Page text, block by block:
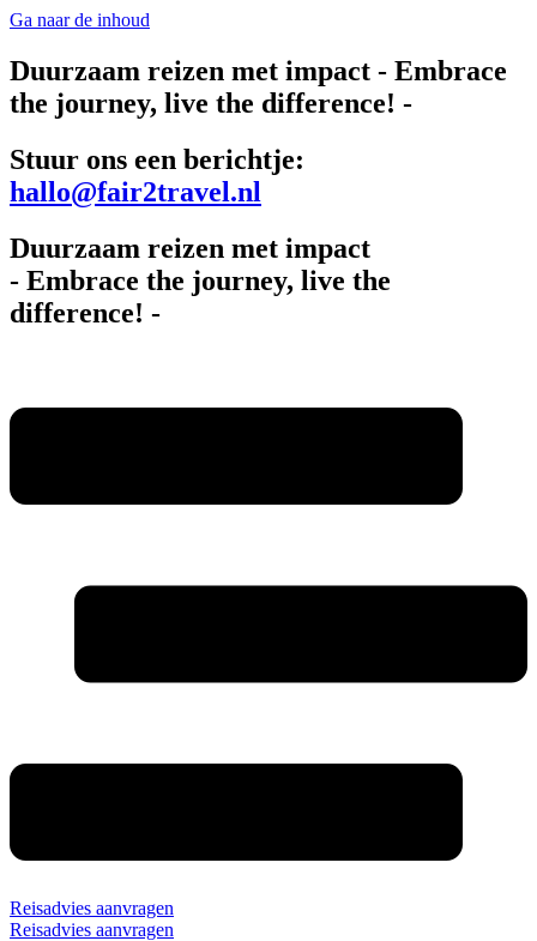
Ga naar de inhoud
Duurzaam reizen met impact - Embrace
the journey, live the difference! -
Stuur ons een berichtje:
hallo@fair2travel.nl
Duurzaam reizen met impact
- Embrace the journey, live the
difference! -
Reisadvies aanvragen
Reisadvies aanvragen